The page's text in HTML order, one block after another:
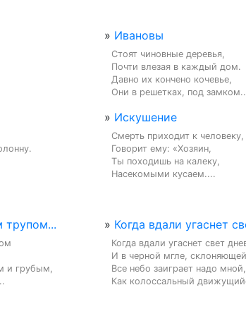
» Ивановы
Стоят чиновные деревья,
Почти влезая в каждый дом.
Давно их кончено кочевье,
Они в решетках, под
» Искушение
Смерть приходит к человеку,
Говорит ему: «Хозяин,
Ты походишь на калеку,
Насекомыми кусаем....
трупом...
и грубым,
» Когда вдали угаснет
Когда вдали угаснет свет
И в черной мгле,
Все небо заиграет надо мной,
Как колоссальный